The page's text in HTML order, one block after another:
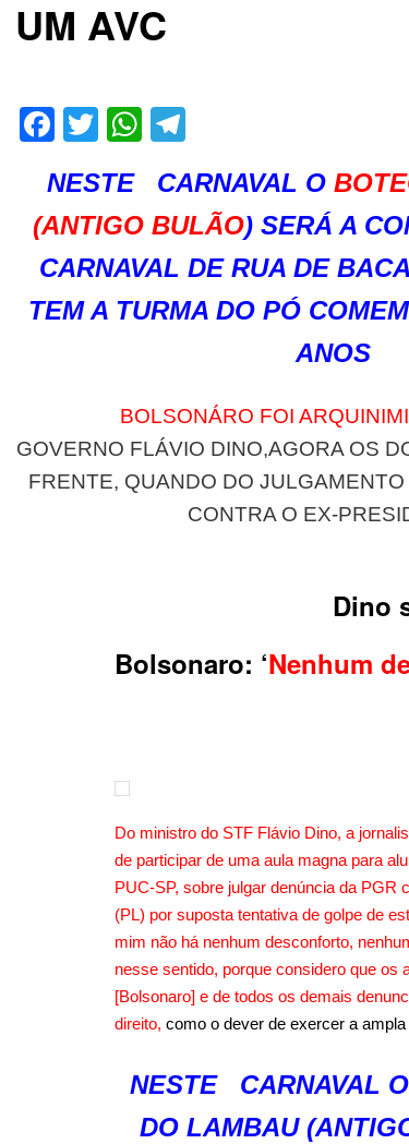
UM AVC
Facebook
TwitterWhatsApp
Telegram
NESTE CARNAVAL O
(ANTIGO BULÃO) SERÁ A
CARNAVAL DE RUA DE
TEM A TURMA DO PÓ
ANOS
BOLSONÁRO FOI
GOVERNO FLÁVIO DINO,AGORA OS
FRENTE, QUANDO DO
CONTRA O EX-
Dino
Bolsonaro: ‘Nenhum
Do ministro do STF Flávio Dino, a
de participar de uma aula magna para
PUC-SP, sobre julgar denúncia da PGR
(PL) por suposta tentativa de golpe de
mim não há nenhum desconforto,
nesse sentido, porque considero que os
[Bolsonaro] e de todos os demais
direito, como o dever de exercer a
NESTE CARNAVAL
DO LAMBAU